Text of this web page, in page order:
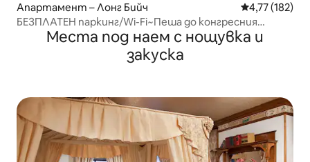
Апартамент – Лонг Бийч Средна
4,77 (182)
БЕЗПЛАТЕН паркинг/Wi-Fi~Пеша до конгресния
център/плажа
Места под наем с нощувка и
закуска